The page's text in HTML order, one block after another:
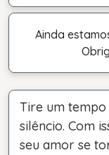
Ainda
Tire um
silêncio. Com
seu amor se